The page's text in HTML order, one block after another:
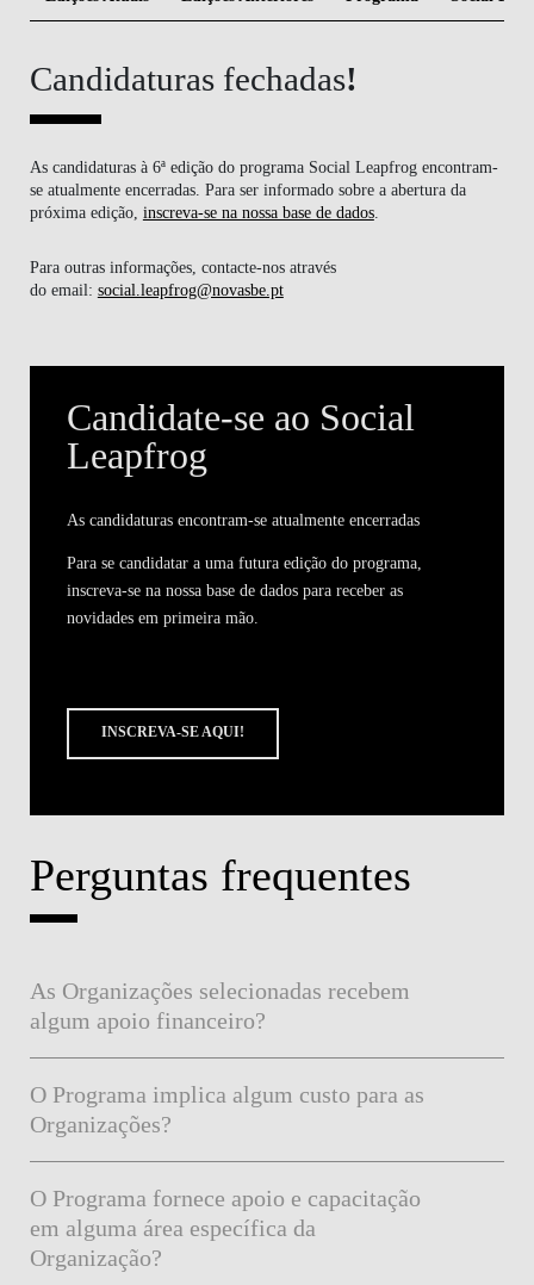
Candidaturas fechadas!
As candidaturas à 6ª edição do programa Social Leapfrog encontram-
se atualmente encerradas. Para ser informado sobre a abertura da
próxima edição, inscreva-se na nossa base de dados.
Para outras informações, contacte-nos através
do email: social.leapfrog@novasbe.pt
Candidate-se ao Social
Leapfrog
As candidaturas encontram-se atualmente encerradas
Para se candidatar a uma futura edição do programa,
inscreva-se na nossa base de dados para receber as
novidades em primeira mão.
INSCREVA-SE AQUI!
Perguntas frequentes
As Organizações selecionadas recebem
algum apoio financeiro?
O Programa implica algum custo para as
Organizações?
O Programa fornece apoio e capacitação
em alguma área específica da
Organização?